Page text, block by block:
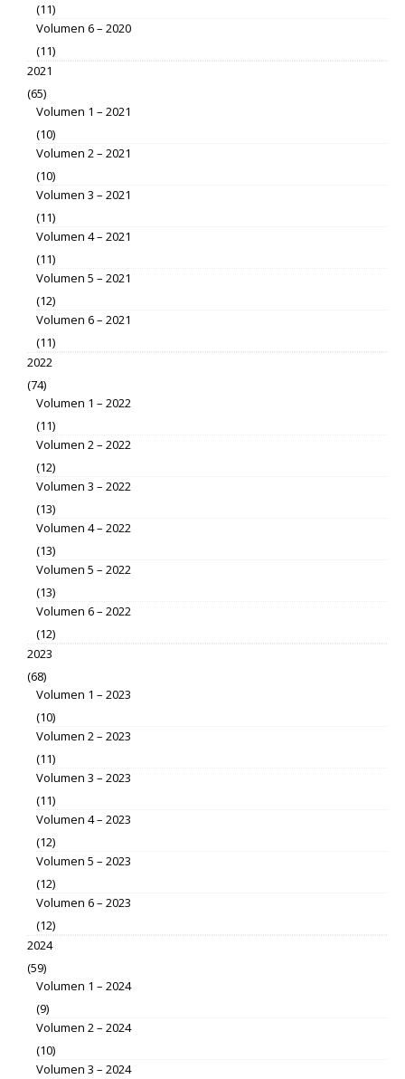
(11)
Volumen 6 – 2020
(11)
2021
(65)
Volumen 1 – 2021
(10)
Volumen 2 – 2021
(10)
Volumen 3 – 2021
(11)
Volumen 4 – 2021
(11)
Volumen 5 – 2021
(12)
Volumen 6 – 2021
(11)
2022
(74)
Volumen 1 – 2022
(11)
Volumen 2 – 2022
(12)
Volumen 3 – 2022
(13)
Volumen 4 – 2022
(13)
Volumen 5 – 2022
(13)
Volumen 6 – 2022
(12)
2023
(68)
Volumen 1 – 2023
(10)
Volumen 2 – 2023
(11)
Volumen 3 – 2023
(11)
Volumen 4 – 2023
(12)
Volumen 5 – 2023
(12)
Volumen 6 – 2023
(12)
2024
(59)
Volumen 1 – 2024
(9)
Volumen 2 – 2024
(10)
Volumen 3 – 2024